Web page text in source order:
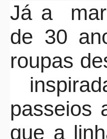
Já a
de 30
roupas
passeios
que a